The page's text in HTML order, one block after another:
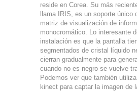
reside en Corea. Su más
llama IRIS, es un soporte único
matriz de visualización de
monocromático. Lo interesante
instalación es que la pantalla
segmentados de cristal líquido
cierran gradualmente para
cuando no es negro se vuelve
Podemos ver que también
kinect para captar la imagen de